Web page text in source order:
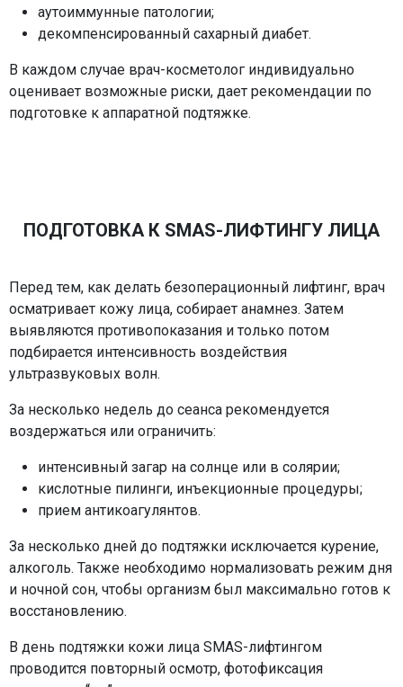
аутоиммунные патологии;
декомпенсированный сахарный диабет.
В каждом случае врач-косметолог индивидуально
оценивает возможные риски, дает рекомендации по
подготовке к аппаратной подтяжке.
ПОДГОТОВКА К SMAS-ЛИФТИНГУ ЛИЦА
Перед тем, как делать безоперационный лифтинг, врач
осматривает кожу лица, собирает анамнез. Затем
выявляются противопоказания и только потом
подбирается интенсивность воздействия
ультразвуковых волн.
За несколько недель до сеанса рекомендуется
воздержаться или ограничить:
интенсивный загар на солнце или в солярии;
кислотные пилинги, инъекционные процедуры;
прием антикоагулянтов.
За несколько дней до подтяжки исключается курение,
алкоголь. Также необходимо нормализовать режим дня
и ночной сон, чтобы организм был максимально готов к
восстановлению.
В день подтяжки кожи лица SMAS-лифтингом
проводится повторный осмотр, фотофиксация